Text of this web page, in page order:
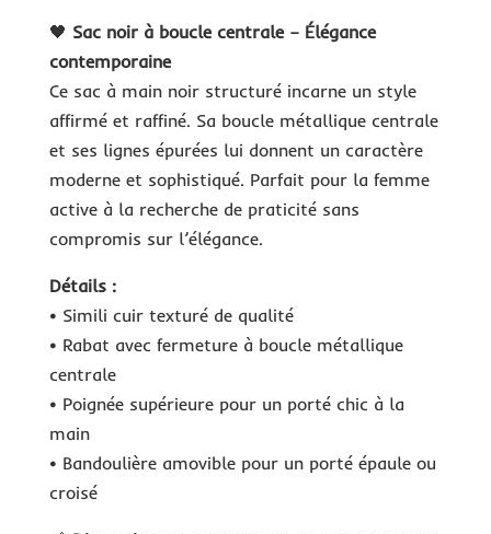
🖤 Sac noir à boucle centrale – Élégance
contemporaine
Ce sac à main noir structuré incarne un style
affirmé et raffiné. Sa boucle métallique centrale
et ses lignes épurées lui donnent un caractère
moderne et sophistiqué. Parfait pour la femme
active à la recherche de praticité sans
compromis sur l’élégance.
Détails :
• Simili cuir texturé de qualité
• Rabat avec fermeture à boucle métallique
centrale
• Poignée supérieure pour un porté chic à la
main
• Bandoulière amovible pour un porté épaule ou
croisé